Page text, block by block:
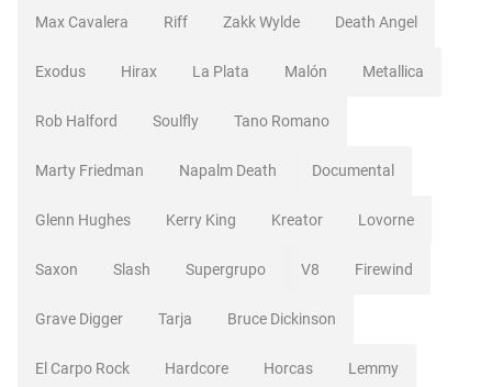
Max Cavalera Riff Zakk Wylde Death Angel
Exodus Hirax La Plata Malón Metallica
Rob Halford Soulfly Tano Romano
Marty Friedman Napalm Death Documental
Glenn Hughes Kerry King Kreator Lovorne
Saxon Slash Supergrupo V8 Firewind
Grave Digger Tarja Bruce Dickinson
El Carpo Rock Hardcore Horcas Lemmy